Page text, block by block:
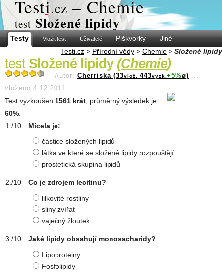
Testi.cz – Chemie
test Složené lipidy
Testy Vložit test Uživatelé Piškvorky
Jiné
Testi.cz > Přírodní vědy > Chemie > Složené lipidy
test Složené lipidy (Chemie)
Autor: Cherriska (33vlož. 443vyzk. +5%ø) ...
vloženo 4.12.2011
Test vyzkoušen 1561 krát , průměrný výsledek je
60%
Micela je:
částice složených lipidů
látka ve které se složené lipidy rozpouštějí
prostetická skupina lipidů
Co je zdrojem lecitinu?
lilkovité rostliny
sliny zvířat
vaječný žloutek
Jaké lipidy obsahují monosacharidy?
Lipoproteiny
Fosfolipidy